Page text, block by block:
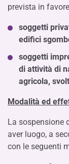
prevista in
soggetti
edifici
soggetti
di attività di
agricola,
Modalità ed
La sospensione
aver luogo, a
con le seguenti